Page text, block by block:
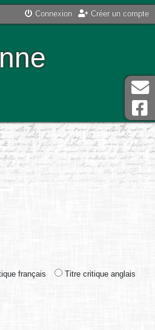
Connexion Créer un compte
français
Titre critique anglais